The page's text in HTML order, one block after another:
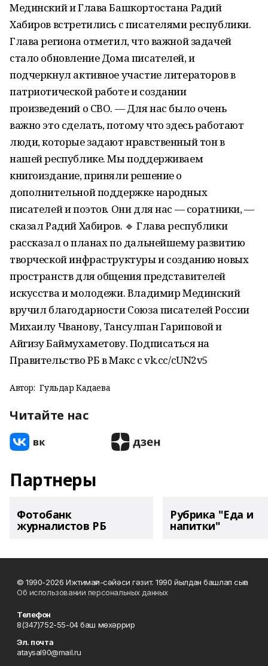
Мединский и Глава Башкортостана Радий
Хабиров встретились с писателями республики.
Глава региона отметил, что важной задачей
стало обновление Дома писателей, и
подчеркнул активное участие литераторов в
патриотической работе и создании
произведений о СВО. — Для нас было очень
важно это сделать, потому что здесь работают
люди, которые задают нравственный тон в
нашей республике. Мы поддерживаем
книгоиздание, приняли решение о
дополнительной поддержке народных
писателей и поэтов. Они для нас — соратники, —
сказал Радий Хабиров. 🔹 Глава республики
рассказал о планах по дальнейшему развитию
творческой инфраструктуры и созданию новых
пространств для общения представителей
искусства и молодежи. Владимир Мединский
вручил благодарности Союза писателей России
Михаилу Чванову, Тансулпан Гариповой и
Айгизу Баймухаметову. Подписаться на
Правительство РБ в Макс с vk.cc/cUN2v5
Автор: Гульдар Кадаева
Читайте нас
Партнеры
Фотобанк
журналистов РБ
Рубрика "Еда и
напитки"
© 1990-2026 Ижтимағи-сәйәси гәзит. 1990 йылдан башлап сыға
Об использовании персональных данных
Телефон
8(347)752-55-04 баш мөхәррир
Эл. почта
ataysal90@mail.ru